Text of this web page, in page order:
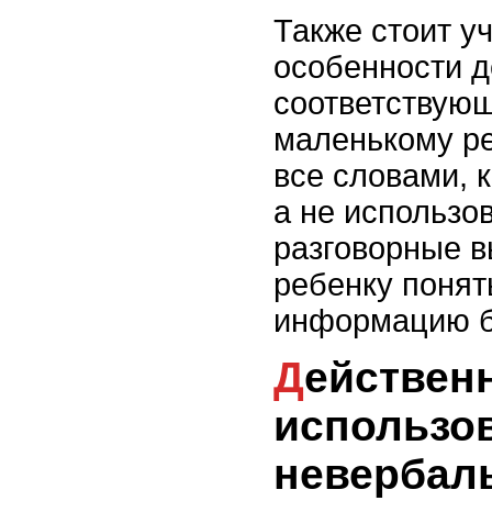
Также стоит
особенности
маленькому
все словами,
а не
разговорные
ребенку
информацию
Действенное